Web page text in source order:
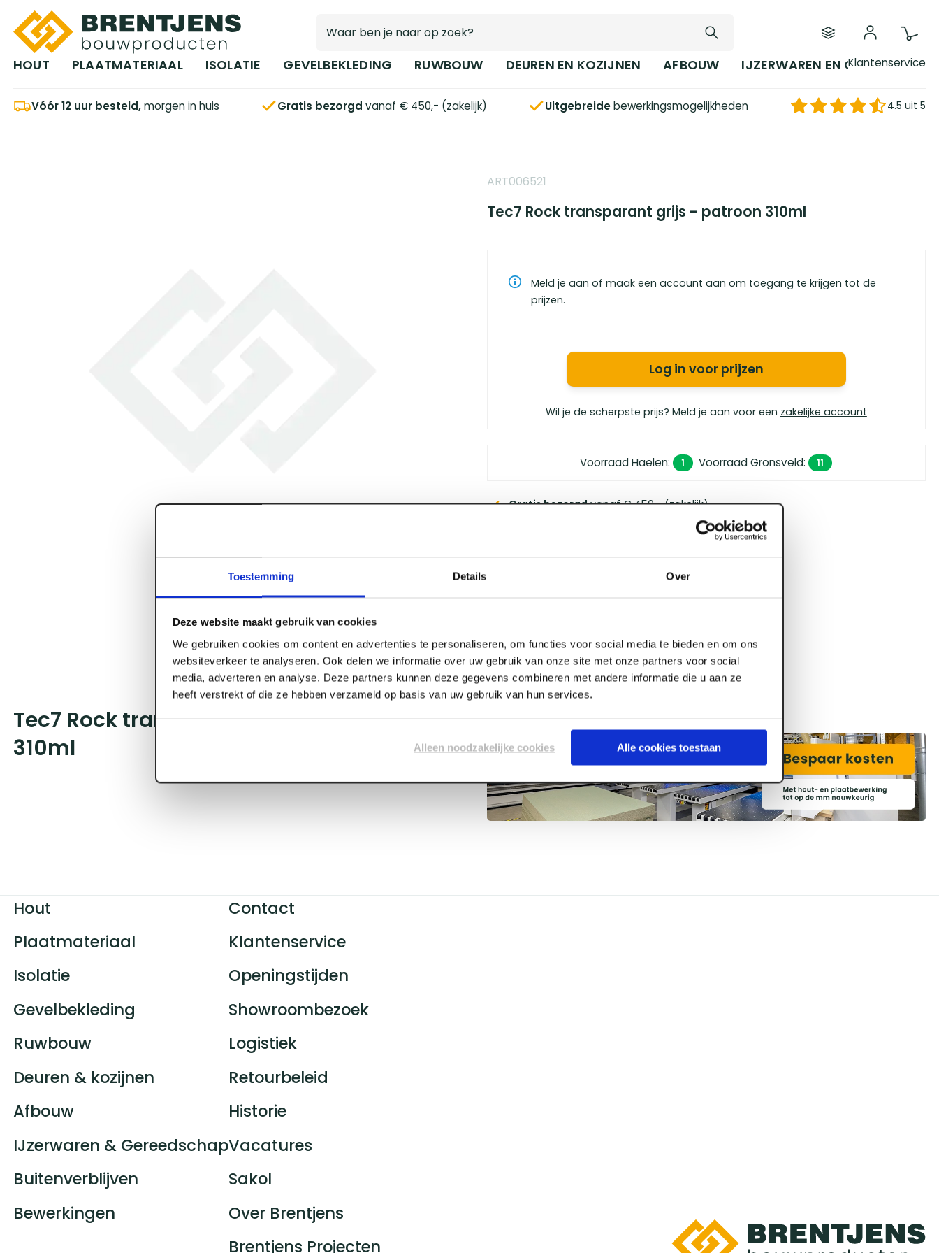
Toestemming Details Over
Deze website maakt gebruik van cookies
We gebruiken cookies om content en advertenties te personaliseren, om functies voor social media te bieden en om ons
websiteverkeer te analyseren. Ook delen we informatie over uw gebruik van onze site met onze partners voor social
media, adverteren en analyse. Deze partners kunnen deze gegevens combineren met andere informatie die u aan ze
heeft verstrekt of die ze hebben verzameld op basis van uw gebruik van hun services.
Alleen noodzakelijke cookies Alle cookies toestaan
Ga naar hoofdinhoud
HOUT PLAATMATERIAAL ISOLATIE GEVELBEKLEDING RUWBOUW DEUREN EN KOZIJNEN AFBOUW IJZERWAREN EN GEREEDSCHAP
Klantenservice
Vóór 12 uur besteld,morgen in huis Gratis bezorgd vanaf € 450,- (zakelijk) Uitgebreidebewerkingsmogelijkheden 4.5 uit 5
ART006521
Tec7 Rock transparant grijs - patroon 310ml
Meld je aan of maak een account aan om toegang te krijgen tot de
prijzen.
Log in voor prijzen
Wil je de scherpste prijs? Meld je aan voor een zakelijke account
Voorraad Haelen: 1 Voorraad Gronsveld: 11
Gratis bezorgdvanaf € 450,- (zakelijk)
van bouwspecialisten
Tec7 Rock transparant grijs - patroon
310ml
Hout
Plaatmateriaal
Isolatie
Gevelbekleding
Ruwbouw
Deuren & kozijnen
Afbouw
IJzerwaren & Gereedschap
Buitenverblijven
Bewerkingen
Contact
Klantenservice
Openingstijden
Showroombezoek
Logistiek
Retourbeleid
Historie
Vacatures
Sakol
Over Brentjens
Brentjens Projecten